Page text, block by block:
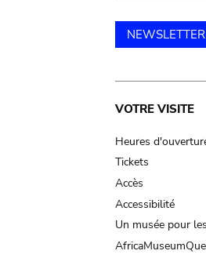
NEWSLETTER
Main
VOTRE VISITE
Heures
Tickets
Accès
Accessibilité
Un musée pour